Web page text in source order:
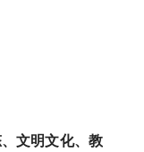
文明文化、教